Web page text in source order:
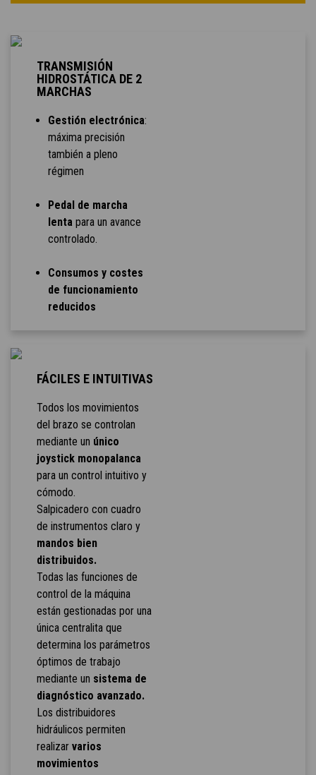
TRANSMISIÓN
HIDROSTÁTICA DE 2
MARCHAS
Gestión electrónica:
máxima precisión
también a pleno
régimen
Pedal de marcha
lenta para un avance
controlado.
Consumos y costes
de funcionamiento
reducidos
FÁCILES E INTUITIVAS
Todos los movimientos
del brazo se controlan
mediante un único
joystick monopalanca
para un control intuitivo y
cómodo.
Salpicadero con cuadro
de instrumentos claro y
mandos bien
distribuidos.
Todas las funciones de
control de la máquina
están gestionadas por una
única centralita que
determina los parámetros
óptimos de trabajo
mediante un sistema de
diagnóstico avanzado.
Los distribuidores
hidráulicos permiten
realizar varios
movimientos